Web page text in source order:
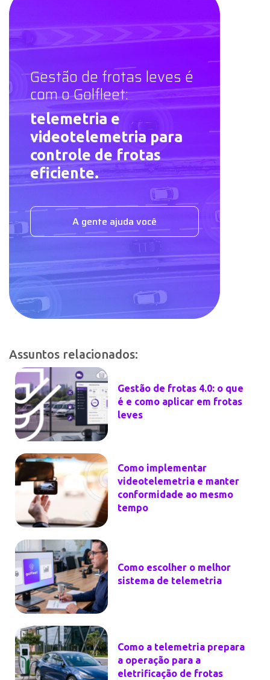
Gestão de frotas leves é
com o Golfleet:
telemetria e
videotelemetria para
controle de frotas
eficiente.
A gente ajuda você
Assuntos relacionados:
Gestão de frotas 4.0: o que
é e como aplicar em frotas
leves
Como implementar
videotelemetria e manter
conformidade ao mesmo
tempo
Como escolher o melhor
sistema de telemetria
Como a telemetria prepara
a operação para a
eletrificação de frotas